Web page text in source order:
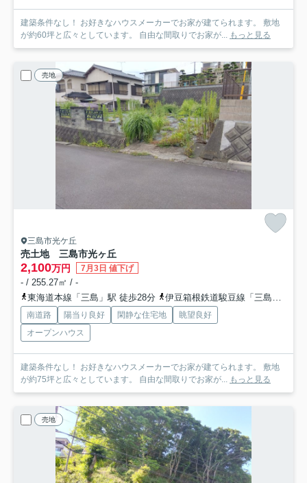
建築条件なし！ お好きなハウスメーカーでお家が建てられます。 敷地
が約60坪と広々としています。 自由な間取りでお家が...
もっと見る
売地
三島市光ケ丘
売土地 三島市光ヶ丘
2,100万円 7月3日 値下げ
- / 255.27㎡ / -
東海道本線「三島」駅 徒歩28分
伊豆箱根鉄道駿豆線「三島田町」駅 徒歩36分
南道路 陽当り良好 閑静な住宅地
眺望良好
オープンハウス
建築条件なし！ お好きなハウスメーカーでお家が建てられます。 敷地
が約75坪と広々としています。 自由な間取りでお家が...
もっと見る
売地